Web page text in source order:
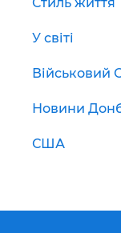
У світі
Військовий
Новини
США